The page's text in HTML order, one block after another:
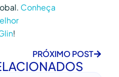
Conheça
!
PRÓXIMO POST